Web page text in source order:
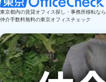
東京都内の賃貸オフィス探し・事務所移転なら
仲介手数料無料の東京オフィスチェック